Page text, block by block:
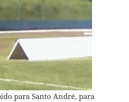
para Santo André, para